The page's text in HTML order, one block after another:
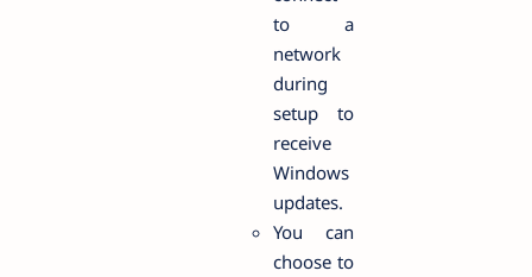
to a
network
during
setup to
receive
Windows
updates.
You can
choose to